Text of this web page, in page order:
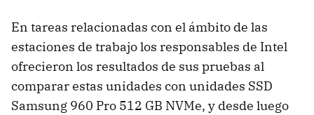
En tareas relacionadas con el ámbito de las
estaciones de trabajo los responsables de Intel
ofrecieron los resultados de sus pruebas al
comparar estas unidades con unidades SSD
Samsung 960 Pro 512 GB NVMe, y desde luego